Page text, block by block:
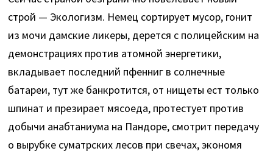
строй — Экологизм. Немец сортирует мусор, гонит
из мочи дамские ликеры, дерется с полицейским на
демонстрациях против атомной энергетики,
вкладывает последний пфенниг в солнечные
батареи, тут же банкротится, от нищеты ест только
шпинат и презирает мясоеда, протестует против
добычи анабтаниума на Пандоре, смотрит передачу
о вырубке суматрских лесов при свечах, экономя